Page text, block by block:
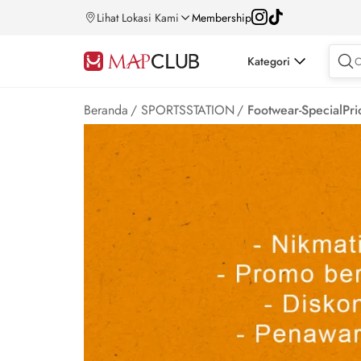
Lihat Lokasi Kami Membership
Kategori
Beranda / SPORTSSTATION / Footwear-